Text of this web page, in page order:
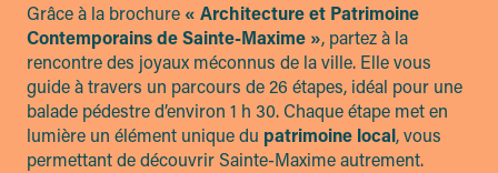
Grâce à la brochure « Architecture et Patrimoine
Contemporains de Sainte-Maxime », partez à la
rencontre des joyaux méconnus de la ville. Elle vous
guide à travers un parcours de 26 étapes, idéal pour une
balade pédestre d’environ 1 h 30. Chaque étape met en
lumière un élément unique du patrimoine local, vous
permettant de découvrir Sainte-Maxime autrement.